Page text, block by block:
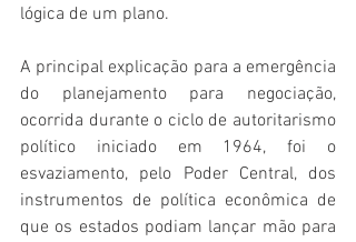
lógica de um plano.
A principal explicação para a emergência
do planejamento para negociação,
ocorrida durante o ciclo de autoritarismo
político iniciado em 1964, foi o
esvaziamento, pelo Poder Central, dos
instrumentos de política econômica de
que os estados podiam lançar mão para